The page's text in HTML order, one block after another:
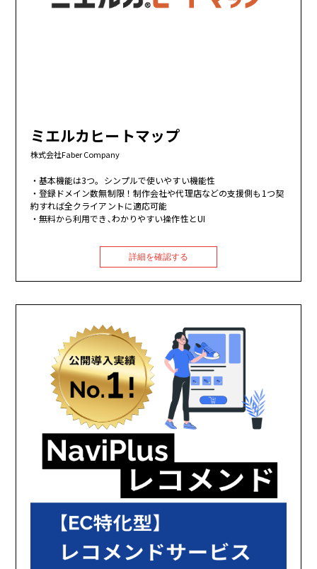
ミエルカヒートマップ
株式会社Faber Company
基本機能は3つ。シンプルで使いやすい機能性
登録ドメイン数無制限！制作会社や代理店などの支援側も1つ契
約すれば全クライアントに適応可能
無料から利用でき､わかりやすい操作性とUI
詳細を確認する